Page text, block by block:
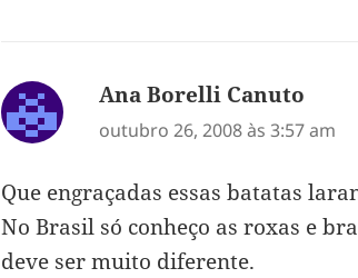
Ana Borelli Canuto
outubro 26, 2008 às 3:57 am
Que engraçadas essas batatas
No Brasil só conheço as roxas e
deve ser muito diferente.